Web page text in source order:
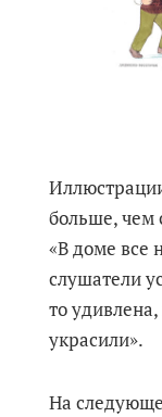
больше, чем
«В доме все
слушатели
то
украсили».
На